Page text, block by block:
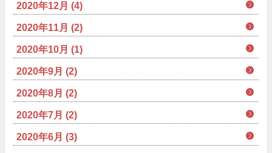
2020年12月 (4)
2020年11月 (2)
2020年10月 (1)
2020年9月 (2)
2020年8月 (2)
2020年7月 (2)
2020年6月 (3)